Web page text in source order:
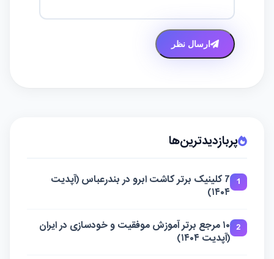
ارسال نظر
پربازدیدترین‌ها
1
7 کلینیک برتر کاشت ابرو در بندرعباس (آپدیت
۱۴۰۴)
2
۱۰ مرجع برتر آموزش موفقیت و خودسازی در ایران
(آپدیت ۱۴۰۴)